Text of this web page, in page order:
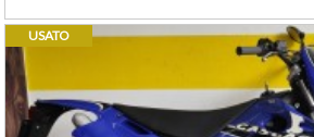
USATO